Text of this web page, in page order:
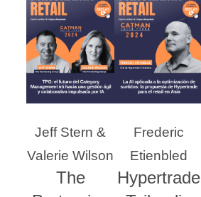
Jeff Stern &
Valerie Wilson
The
Frederic
Etienbled
Hypertrade